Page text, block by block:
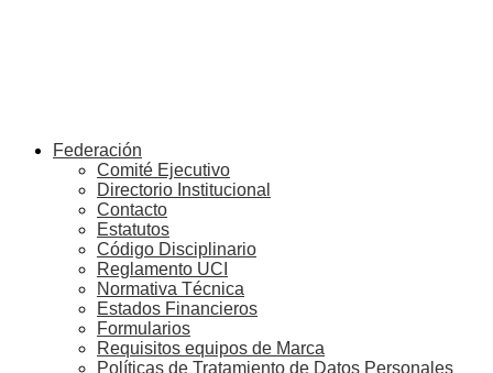
Federación
Comité Ejecutivo
Directorio Institucional
Contacto
Estatutos
Código Disciplinario
Reglamento UCI
Normativa Técnica
Estados Financieros
Formularios
Requisitos equipos de Marca
Políticas de Tratamiento de Datos Personales